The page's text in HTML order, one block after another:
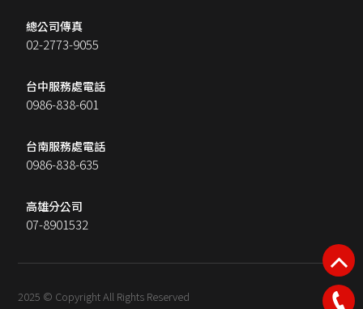
總公司傳真
02-2773-9055
台中服務處電話
0986-838-601
台南服務處電話
0986-838-635
高雄分公司
07-8901532
2025 © Copyright All Rights Reserved